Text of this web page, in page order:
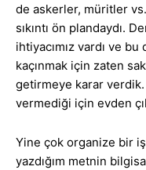
de askerler, müritler
sıkıntı ön plandaydı.
ihtiyacımız vardı ve
kaçınmak için zaten
getirmeye karar verdik.
vermediği için evden
Yine çok organize bir
yazdığım metnin